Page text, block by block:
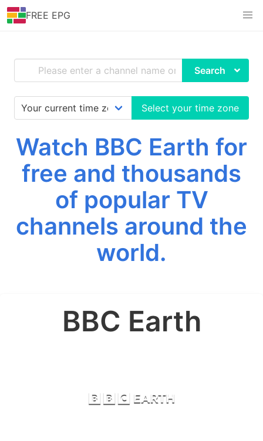
FREE EPG
Search
Select your time zone
Watch BBC Earth for
free and thousands
of popular TV
channels around the
world.
BBC Earth